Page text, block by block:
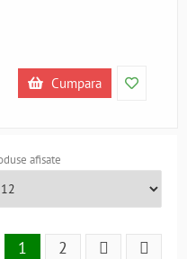
Cumpara
afisate
1 2